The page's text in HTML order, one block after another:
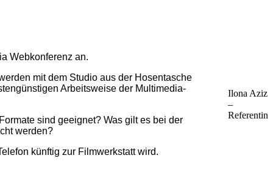
Webkonferenz an.
Ilona Aziz
–
Referentin
mit dem Studio aus der Hosentasche
Arbeitsweise der Multimedia-
sind geeignet? Was gilt es bei der
werden?
künftig zur Filmwerkstatt wird.